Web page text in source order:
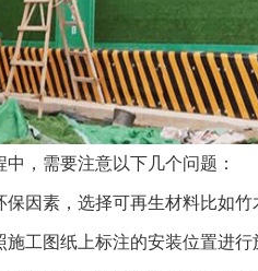
中，需要注意以下几个问题：
因素，选择可再生材料比如
工图纸上标注的安装位置进